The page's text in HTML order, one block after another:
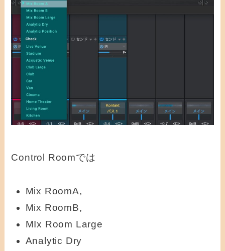
Control Roomでは
Mix RoomA,
Mix RoomB,
MIx Room Large
Analytic Dry